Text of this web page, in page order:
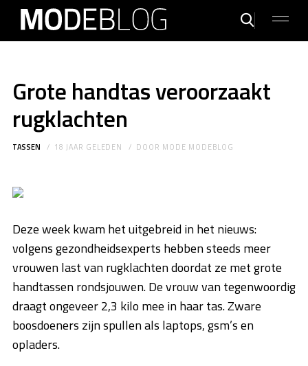
Grote handtas veroorzaakt
rugklachten
TASSEN 18 JAAR GELEDEN DOOR MODE MODEBLOG
Deze week kwam het uitgebreid in het nieuws:
volgens gezondheidsexperts hebben steeds meer
vrouwen last van rugklachten doordat ze met grote
handtassen rondsjouwen. De vrouw van tegenwoordig
draagt ongeveer 2,3 kilo mee in haar tas. Zware
boosdoeners zijn spullen als laptops, gsm’s en
opladers.